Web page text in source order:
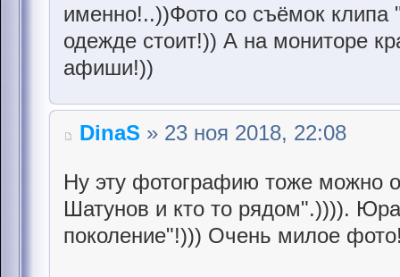
именно!..))Фото со съёмок
одежде стоит!)) А на мониторе
афиши!))
DinaS » 23 ноя 2018, 22:08
Ну эту фотографию тоже можно
Шатунов и кто то рядом".)))).
поколение"!))) Очень милое